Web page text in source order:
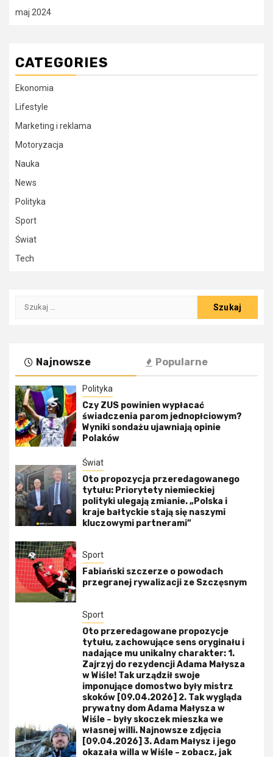
maj 2024
CATEGORIES
Ekonomia
Lifestyle
Marketing i reklama
Motoryzacja
Nauka
News
Polityka
Sport
Świat
Tech
Szukaj:
Najnowsze Popularne
Polityka
Czy ZUS powinien wypłacać
świadczenia parom jednopłciowym?
Wyniki sondażu ujawniają opinie
Polaków
Świat
Oto propozycja przeredagowanego
tytułu: Priorytety niemieckiej
polityki ulegają zmianie. „Polska i
kraje bałtyckie stają się naszymi
kluczowymi partnerami”
Sport
Fabiański szczerze o powodach
przegranej rywalizacji ze Szczęsnym
Sport
Oto przeredagowane propozycje
tytułu, zachowujące sens oryginału i
nadające mu unikalny charakter: 1.
Zajrzyj do rezydencji Adama Małysza
w Wiśle! Tak urządził swoje
imponujące domostwo były mistrz
skoków [09.04.2026] 2. Tak wygląda
prywatny dom Adama Małysza w
Wiśle – były skoczek mieszka we
własnej willi. Najnowsze zdjęcia
[09.04.2026] 3. Adam Małysz i jego
okazała willa w Wiśle – zobacz, jak